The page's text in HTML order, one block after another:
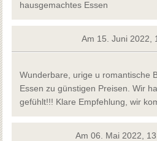
hausgemachtes Essen
Am 15. Juni 2022,
Wunderbare, urige u romantische
Essen zu günstigen Preisen. Wir
gefühlt!!! Klare Empfehlung, wir
Am 06. Mai 2022,